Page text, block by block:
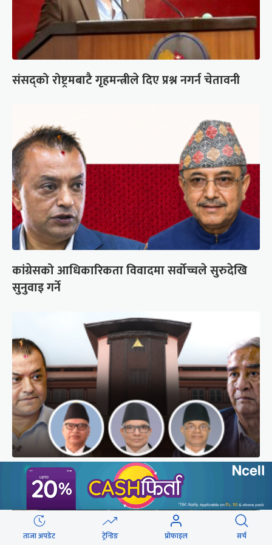
संसद्को रोष्ट्रमबाटै गृहमन्त्रीले दिए प्रश्न नगर्न चेतावनी
कांग्रेसको आधिकारिकता विवादमा सर्वोच्चले सुरुदेखि
सुनुवाइ गर्ने
अब सर्वोच्चले कसरी गर्छ कांग्रेस विवादको सुनुवाइ ?
ताजा अपडेट ट्रेन्डिङ प्रोफाइल सर्च